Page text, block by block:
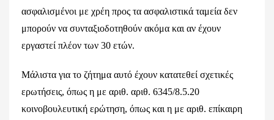
ασφαλισμένοι με χρέη προς τα ασφαλιστικά ταμεία δεν
μπορούν να συνταξιοδοτηθούν ακόμα και αν έχουν
εργαστεί πλέον των 30 ετών.
Μάλιστα για το ζήτημα αυτό έχουν κατατεθεί σχετικές
ερωτήσεις, όπως η με αριθ. αριθ. 6345/8.5.20
κοινοβουλευτική ερώτηση, όπως και η με αριθ. επίκαιρη